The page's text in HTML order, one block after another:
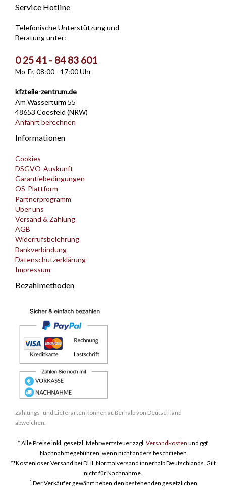
Service Hotline
Telefonische Unterstützung und
Beratung unter:
0 25 41 - 84 83 601
Mo-Fr, 08:00 - 17:00 Uhr
kfzteile-zentrum.de
Am Wasserturm 55
48653 Coesfeld (NRW)
Anfahrt berechnen
Informationen
Cookies
DSGVO-Auskunft
Garantiebedingungen
OS-Plattform
Partnerprogramm
Über uns
Versand & Zahlung
AGB
Widerrufsbelehrung
Bankverbindung
Datenschutzerklärung
Impressum
Bezahlmethoden
Zahlungs- und Lieferarten können außerhalb von Deutschland
abweichen.
* Alle Preise inkl. gesetzl. Mehrwertsteuer zzgl. Versandkosten und ggf.
Nachnahmegebühren, wenn nicht anders beschrieben
**Kostenloser Versand bei DHL Normalversand innerhalb Deutschlands. Gilt
nicht für Nachnahme.
1Der Verkäufer gewährt neben den bestehenden gesetzlichen